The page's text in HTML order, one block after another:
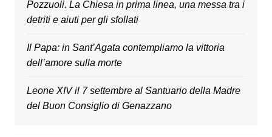
Pozzuoli. La Chiesa in prima linea, una messa tra i
detriti e aiuti per gli sfollati
Il Papa: in Sant’Agata contempliamo la vittoria
dell’amore sulla morte
Leone XIV il 7 settembre al Santuario della Madre
del Buon Consiglio di Genazzano